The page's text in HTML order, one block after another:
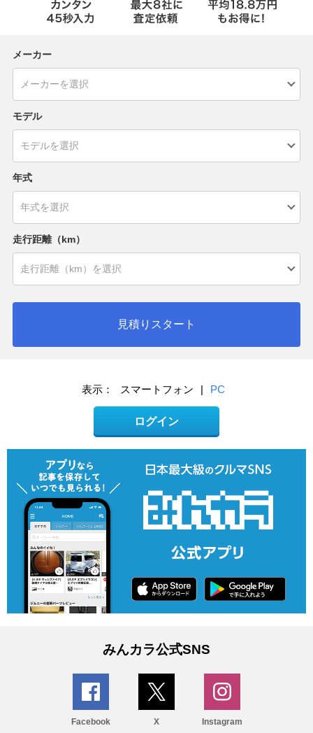
メーカー
モデル
年式
走行距離（km）
見積りスタート
表示： スマートフォン | PC
ログイン
みんカラ公式SNS
Facebook X Instagram